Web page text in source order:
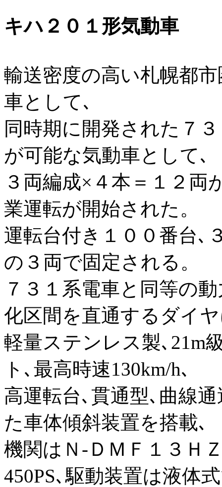
キハ２０１形気動車
輸送密度の高い札幌都
車として､
同時期に開発された７
が可能な気動車として､
３両編成×４本＝１２両
業運転が開始された。
運転台付き１００番台､
の３両で固定される。
７３１系電車と同等の
化区間を直通するダイ
軽量ステンレス製､21m
ト､最高時速130km/h､
高運転台､貫通型､曲線
た車体傾斜装置を搭載､
機関はＮ-ＤＭＦ１３Ｈ
450PS､駆動装置は液体